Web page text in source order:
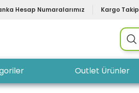
Hesap Numaralarımız Kargo Takip
Outlet Ürünler